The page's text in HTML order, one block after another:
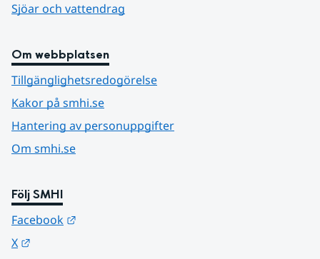
Sjöar och vattendrag
Om webbplatsen
Tillgänglighetsredogörelse
Kakor på smhi.se
Hantering av personuppgifter
Om smhi.se
Följ SMHI
Facebook
X